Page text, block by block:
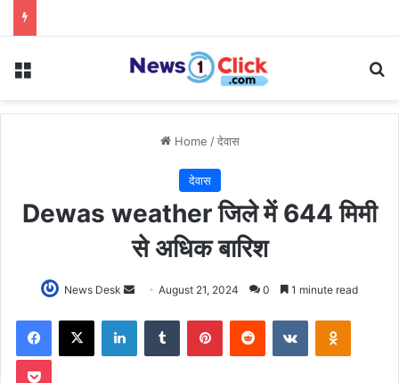
Menu
Home / देवास
देवास
Dewas weather जिले में 644 मिमी
से अधिक बारिश
News Desk
Send
email
August 21, 2024 0 1 minute read
Facebook
X LinkedInTumblr PinterestReddit VKontakte
Pocket